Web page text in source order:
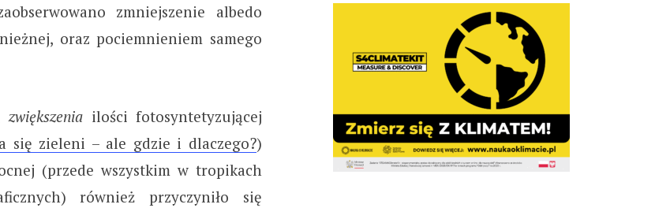
zmniejszenie albedo
oraz pociemnieniem samego
zwiększenia ilości fotosyntetyzującej
się zieleni – ale gdzie i dlaczego?)
(przede wszystkim w tropikach
również przyczyniło się